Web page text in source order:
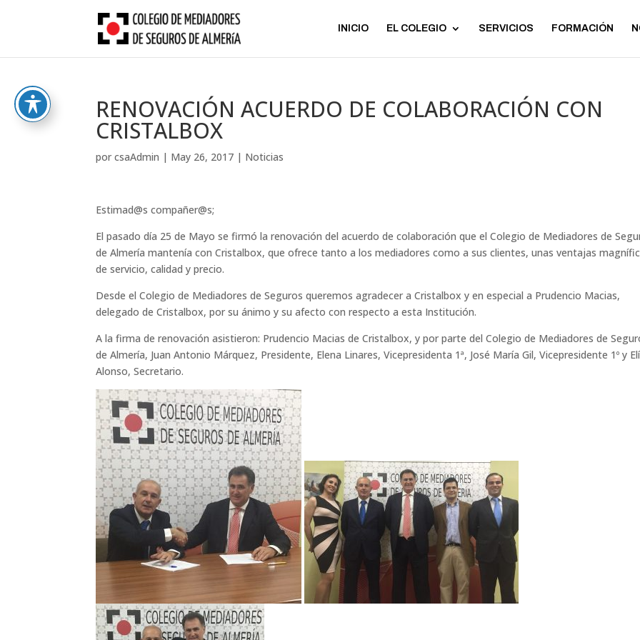
INICIO EL COLEGIO SERVICIOS FORMACIÓN
RENOVACIÓN ACUERDO DE COLABORACIÓN CON
CRISTALBOX
porcsaAdmin | May 26, 2017 | Noticias
Estimad@s compañer@s;
El pasado día 25 de Mayo se firmó la renovación del acuerdo de colaboración que el Colegio de Mediadores de
de Almería mantenía con Cristalbox, que ofrece tanto a los mediadores como a sus clientes, unas ventajas
de servicio, calidad y precio.
Desde el Colegio de Mediadores de Seguros queremos agradecer a Cristalbox y en especial a Prudencio Macias,
delegado de Cristalbox, por su ánimo y su afecto con respecto a esta Institución.
A la firma de renovación asistieron: Prudencio Macias de Cristalbox, y por parte del Colegio de Mediadores de
de Almería, Juan Antonio Márquez, Presidente, Elena Linares, Vicepresidenta 1ª, José María Gil, Vicepresidente 1º y
Alonso, Secretario.